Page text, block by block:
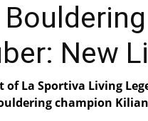
New
of La Sportiva Living
champion